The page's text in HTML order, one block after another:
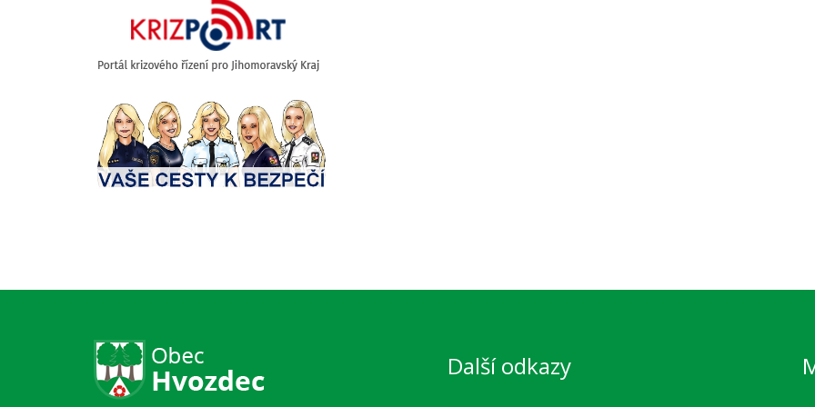
Další odkazy